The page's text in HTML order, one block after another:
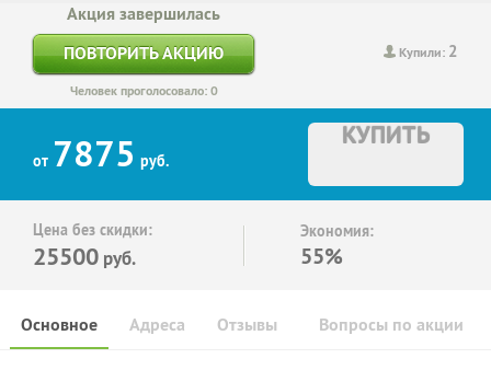
Купили: 2
Акция завершилась
ПОВТОРИТЬ АКЦИЮ
Человек проголосовало: 0
от 7875 руб.
КУПИТЬ
Цена без скидки:
25500 руб.
Экономия:
55%
Основное Отзывы Вопросы по акции
Адреса